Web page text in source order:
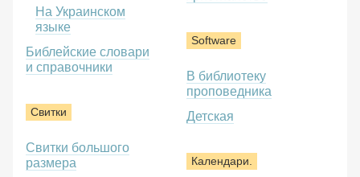
На Украинском
языке
Библейские словари
и справочники
Свитки
Свитки большого
размера
Software
В библиотеку
проповедника
Детская
Календари.